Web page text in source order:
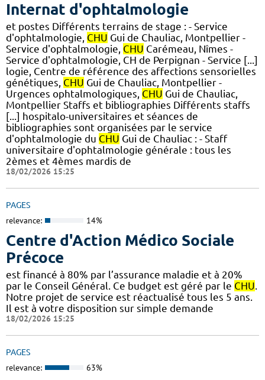
Internat d'ophtalmologie
et postes Différents terrains de stage : - Service
d'ophtalmologie, CHU Gui de Chauliac, Montpellier -
Service d'ophtalmologie, CHU Carémeau, Nîmes -
Service d'ophtalmologie, CH de Perpignan - Service [...]
logie, Centre de référence des affections sensorielles
génétiques, CHU Gui de Chauliac, Montpellier -
Urgences ophtalmologiques, CHU Gui de Chauliac,
Montpellier Staffs et bibliographies Différents staffs
[...] hospitalo-universitaires et séances de
bibliographies sont organisées par le service
d'ophtalmologie du CHU Gui de Chauliac : - Staff
universitaire d'ophtalmologie générale : tous les
2èmes et 4èmes mardis de
18/02/2026 15:25
PAGES
relevance: 14%
Centre d'Action Médico Sociale
Précoce
est financé à 80% par l’assurance maladie et à 20%
par le Conseil Général. Ce budget est géré par le CHU
Notre projet de service est réactualisé tous les 5 ans.
Il est à votre disposition sur simple demande
18/02/2026 15:25
PAGES
relevance: 63%